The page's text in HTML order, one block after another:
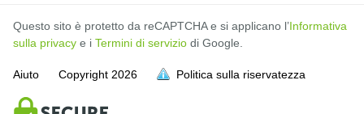
Questo sito è protetto da reCAPTCHA e si applicano l’Informativa
sulla privacy e i Termini di servizio di Google.
Aiuto Copyright 2026 Politica sulla riservatezza